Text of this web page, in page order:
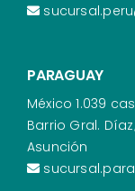
PARAGUAY
México 1.039
Barrio Gral. Díaz;
Asunción